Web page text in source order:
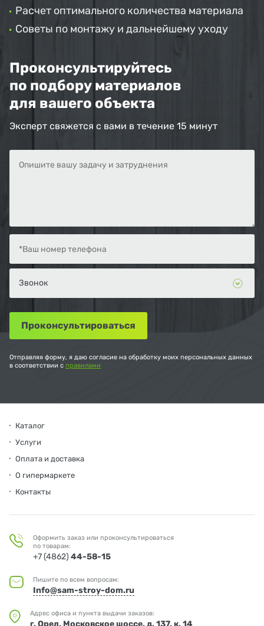
Расчет оптимального количества материала
Советы по монтажу и дальнейшему уходу
Проконсультируйтесь
по подбору материалов
для вашего объекта
Эксперт свяжется с вами в течение 15 минут
Отправляя форму, я даю согласие на обработку моих персональных данных
в соответствии с правилами
Каталог
Услуги
Оплата и доставка
О гипермаркете
Контакты
Оформить заказ или проконсультироваться
по товарам:
+7 (4862) 44-58-15
Пишите по всем вопросам:
Info@sam-stroy-dom.ru
Адрес офиса и пункта выдачи заказов: